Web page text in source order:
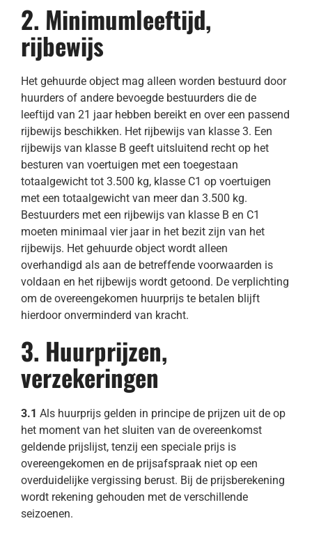
2. Minimumleeftijd,
rijbewijs
Het gehuurde object mag alleen worden bestuurd door
huurders of andere bevoegde bestuurders die de
leeftijd van 21 jaar hebben bereikt en over een passend
rijbewijs beschikken. Het rijbewijs van klasse 3. Een
rijbewijs van klasse B geeft uitsluitend recht op het
besturen van voertuigen met een toegestaan
totaalgewicht tot 3.500 kg, klasse C1 op voertuigen
met een totaalgewicht van meer dan 3.500 kg.
Bestuurders met een rijbewijs van klasse B en C1
moeten minimaal vier jaar in het bezit zijn van het
rijbewijs. Het gehuurde object wordt alleen
overhandigd als aan de betreffende voorwaarden is
voldaan en het rijbewijs wordt getoond. De verplichting
om de overeengekomen huurprijs te betalen blijft
hierdoor onverminderd van kracht.
3. Huurprijzen,
verzekeringen
3.1 Als huurprijs gelden in principe de prijzen uit de op
het moment van het sluiten van de overeenkomst
geldende prijslijst, tenzij een speciale prijs is
overeengekomen en de prijsafspraak niet op een
overduidelijke vergissing berust. Bij de prijsberekening
wordt rekening gehouden met de verschillende
seizoenen.